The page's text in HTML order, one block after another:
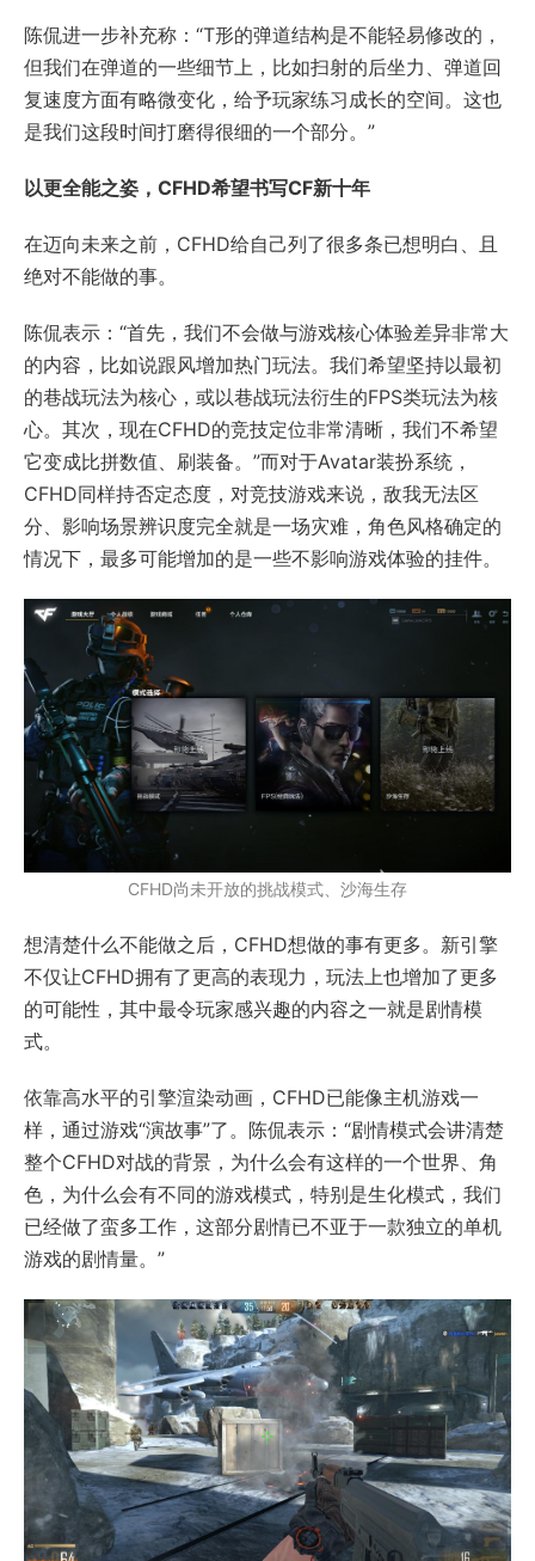
陈侃进一步补充称：“T形的弹道结构是不能轻易修改的，
但我们在弹道的一些细节上，比如扫射的后坐力、弹道回
复速度方面有略微变化，给予玩家练习成长的空间。这也
是我们这段时间打磨得很细的一个部分。”
以更全能之姿，CFHD希望书写CF新十年
在迈向未来之前，CFHD给自己列了很多条已想明白、且
绝对不能做的事。
陈侃表示：“首先，我们不会做与游戏核心体验差异非常大
的内容，比如说跟风增加热门玩法。我们希望坚持以最初
的巷战玩法为核心，或以巷战玩法衍生的FPS类玩法为核
心。其次，现在CFHD的竞技定位非常清晰，我们不希望
它变成比拼数值、刷装备。”而对于Avatar装扮系统，
CFHD同样持否定态度，对竞技游戏来说，敌我无法区
分、影响场景辨识度完全就是一场灾难，角色风格确定的
情况下，最多可能增加的是一些不影响游戏体验的挂件。
CFHD尚未开放的挑战模式、沙海生存
想清楚什么不能做之后，CFHD想做的事有更多。新引擎
不仅让CFHD拥有了更高的表现力，玩法上也增加了更多
的可能性，其中最令玩家感兴趣的内容之一就是剧情模
式。
依靠高水平的引擎渲染动画，CFHD已能像主机游戏一
样，通过游戏“演故事”了。陈侃表示：“剧情模式会讲清楚
整个CFHD对战的背景，为什么会有这样的一个世界、角
色，为什么会有不同的游戏模式，特别是生化模式，我们
已经做了蛮多工作，这部分剧情已不亚于一款独立的单机
游戏的剧情量。”